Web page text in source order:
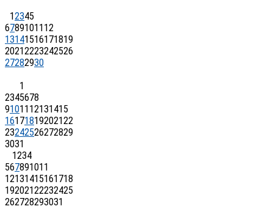
12345
67891011 12
13141516171819
20212223242526
27282930
1
2345678
91011 12131415
16171819202122
23242526272829
3031
1234
567891011
12131415161718
19202122232425
262728293031